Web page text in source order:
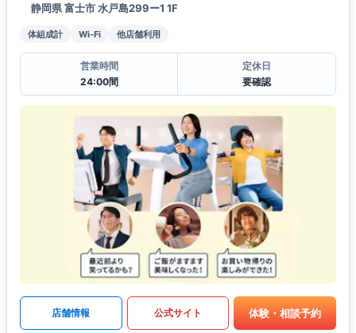
静岡県 富士市 水戸島299ー1 1F
体組成計 Wi-Fi 他店舗利用
営業時間
24:00間
定休日
要確認
店舗情報 公式サイト 体験・相談予約